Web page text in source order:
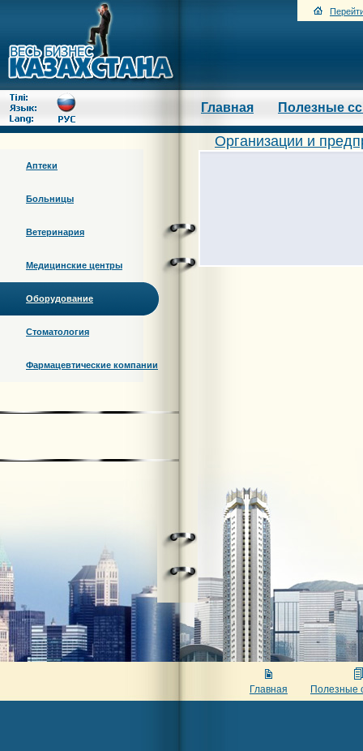
Главная Полезные
Аптеки
Больницы
Ветеринария
Медицинские центры
Оборудование
Стоматология
Фармацевтические компании
Организации и
Главная Полезные